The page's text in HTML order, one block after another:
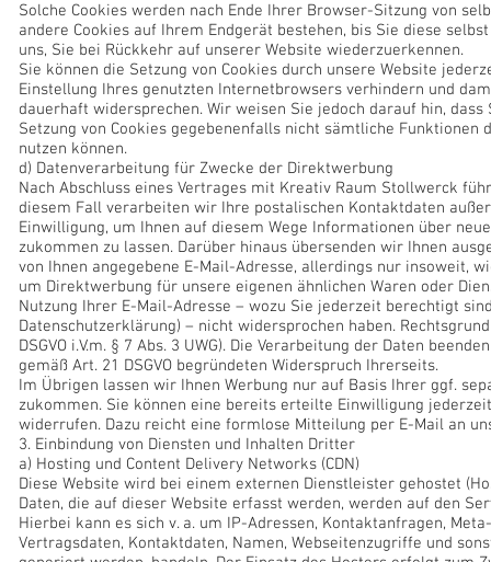
Solche Cookies werden nach Ende Ihrer Browser-Sitzung von
andere Cookies auf Ihrem Endgerät bestehen, bis Sie diese
uns, Sie bei Rückkehr auf unserer Website wiederzuerkennen.
Sie können die Setzung von Cookies durch unsere Website
Einstellung Ihres genutzten Internetbrowsers verhindern und
dauerhaft widersprechen. Wir weisen Sie jedoch darauf hin,
Setzung von Cookies gegebenenfalls nicht sämtliche Funktionen
nutzen können.
d) Datenverarbeitung für Zwecke der Direktwerbung
Nach Abschluss eines Vertrages mit Kreativ Raum Stollwerck
diesem Fall verarbeiten wir Ihre postalischen Kontaktdaten
Einwilligung, um Ihnen auf diesem Wege Informationen über
zukommen zu lassen. Darüber hinaus übersenden wir Ihnen
von Ihnen angegebene E-Mail-Adresse, allerdings nur insoweit,
um Direktwerbung für unsere eigenen ähnlichen Waren oder
Nutzung Ihrer E-Mail-Adresse – wozu Sie jederzeit berechtigt
Datenschutzerklärung) – nicht widersprochen haben.
DSGVO i.V.m. § 7 Abs. 3 UWG). Die Verarbeitung der Daten
gemäß Art. 21 DSGVO begründeten Widerspruch Ihrerseits.
Im Übrigen lassen wir Ihnen Werbung nur auf Basis Ihrer ggf.
zukommen. Sie können eine bereits erteilte Einwilligung
widerrufen. Dazu reicht eine formlose Mitteilung per E-Mail an
3. Einbindung von Diensten und Inhalten Dritter
a) Hosting und Content Delivery Networks (CDN)
Diese Website wird bei einem externen Dienstleister gehostet
Daten, die auf dieser Website erfasst werden, werden auf den
Hierbei kann es sich v. a. um IP-Adressen, Kontaktanfragen,
Vertragsdaten, Kontaktdaten, Namen, Webseitenzugriffe und